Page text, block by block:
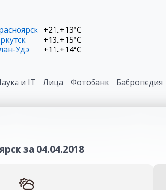
+21..+13°C
+13..+15°C
Удэ
+11..+14°C
и IT Лица Фотобанк Бабропедия
за 04.04.2018